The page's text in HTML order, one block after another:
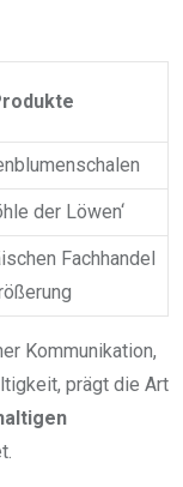
der Löwen‘
Fachhandel
Kommunikation,
prägt die Art